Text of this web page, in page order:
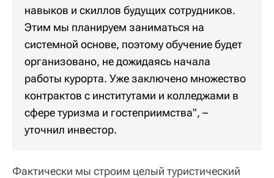
навыков и скиллов будущих сотрудников.
Этим мы планируем заниматься на
системной основе, поэтому обучение будет
организовано, не дожидаясь начала
работы курорта. Уже заключено множество
контрактов с институтами и колледжами в
сфере туризма и гостеприимства", –
уточнил инвестор.
Фактически мы строим целый туристический